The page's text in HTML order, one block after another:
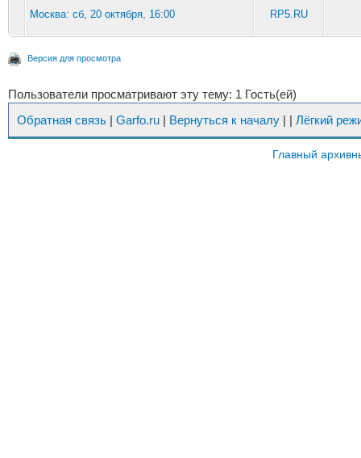
Москва: сб, 20 октября, 16:00 RP5.RU
Версия для просмотра
Пользователи просматривают эту тему: 1 Гость(ей)
Обратная связь | Garfo.ru | Вернуться к началу | | Лёгкий
Главный